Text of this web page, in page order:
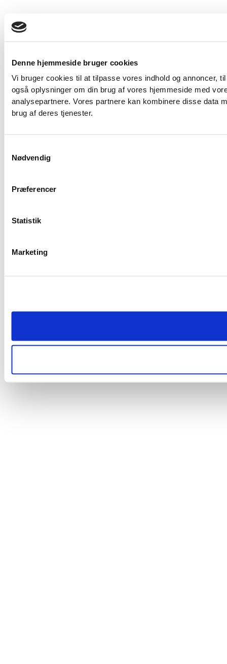
Denne hjemmeside bruger cookies
Vi bruger cookies til at tilpasse vores indhold og annoncer,
også oplysninger om din brug af vores hjemmeside med
analysepartnere. Vores partnere kan kombinere disse data
brug af deres tjenester.
Nødvendig
Præferencer
Statistik
Marketing